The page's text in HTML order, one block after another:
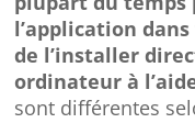
l’application
de l’installer
ordinateur à
sont différentes